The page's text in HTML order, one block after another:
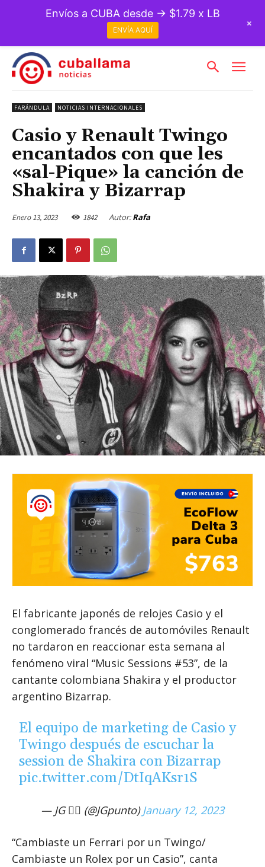
FARÁNDULA NOTICIAS INTERNACIONALES
Casio y Renault Twingo
encantados con que les
«sal-Pique» la canción de
Shakira y Bizarrap
Enero 13, 2023 1842 Autor: Rafa
El fabricante japonés de relojes Casio y el
conglomerado francés de automóviles Renault
no tardaron en reaccionar esta semana al
fenómeno viral “Music Sessions #53”, de la
cantante colombiana Shakira y el productor
argentino Bizarrap.
El equipo de marketing de Casio y
Twingo después de escuchar la
session de Shakira con Bizarrap
pic.twitter.com/DtIqAKsr1S
— JG 🏳️‍🌈 (@JGpunto)January 12, 2023
“Cambiaste un Ferrari por un Twingo/
Cambiaste un Rolex por un Casio”, canta
Envíos a CUBA desde → $1.79 x LB
ENVÍA AQUÍ
+